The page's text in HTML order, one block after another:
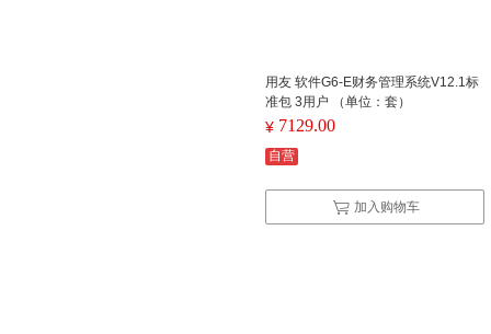
用友 软件G6-E财务管理系统V12.1标
准包 3用户 （单位：套）
¥ 7129.00
自营
加入购物车